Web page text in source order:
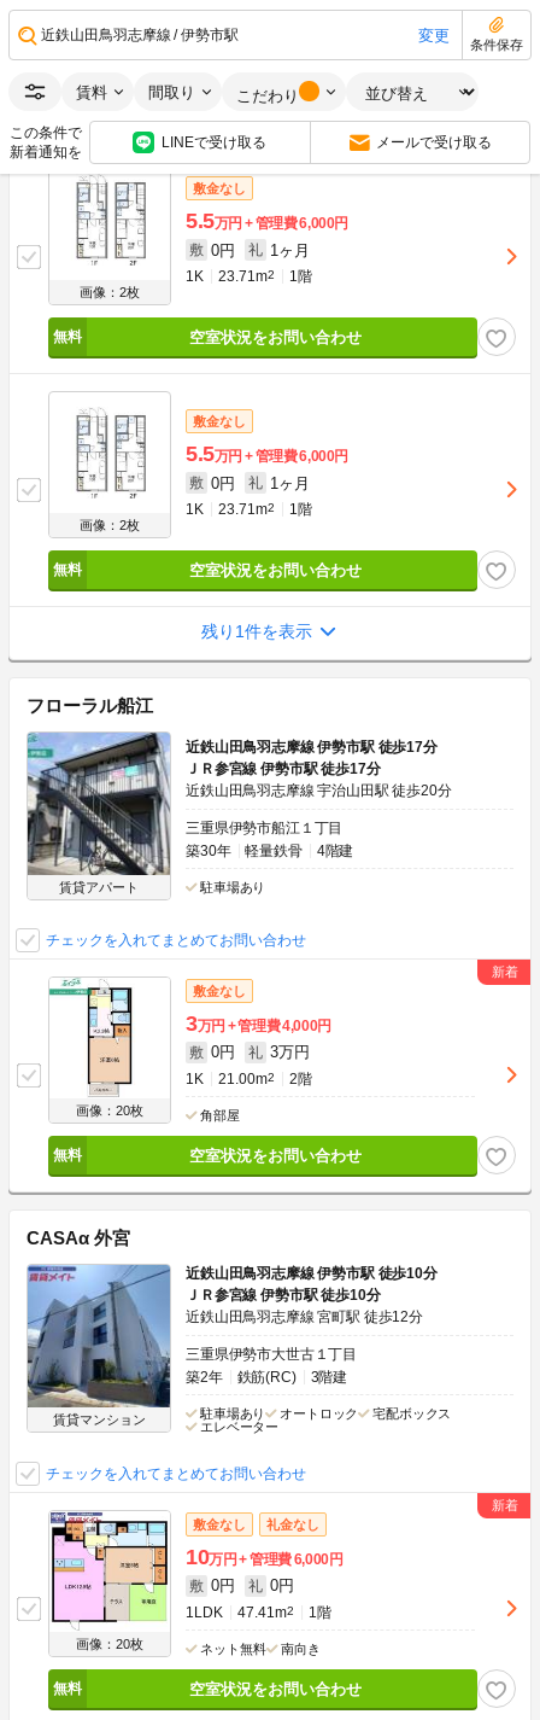
近鉄山田鳥羽志摩線 伊勢市駅 変更
条件保存
賃料 間取り こだわり
この条件で
新着通知を
LINEで受け取る メールで受け取る
画像：2枚
0円 1ヶ月
1K 26.08m
空室状況をお問い合わせ
画像：2枚
敷金なし
5.5万円 管理費6,000円
敷 0円 礼 1ヶ月
1K 23.71m2 1階
空室状況をお問い合わせ
画像：2枚
敷金なし
5.5万円 管理費6,000円
敷 0円 礼 1ヶ月
1K 23.71m2 1階
空室状況をお問い合わせ
残り1件を表示
フローラル船江
賃貸アパート
近鉄山田鳥羽志摩線 伊勢市駅 徒歩17分
ＪＲ参宮線 伊勢市駅 徒歩17分
近鉄山田鳥羽志摩線 宇治山田駅 徒歩20分
三重県伊勢市船江１丁目
築30年
軽量鉄骨 4階建
駐車場あり
チェックを入れてまとめてお問い合わせ
画像：20枚
敷金なし
3万円 管理費4,000円
敷 0円 礼 3万円
1K 21.00m2 2階
角部屋
空室状況をお問い合わせ
CASAα 外宮
賃貸マンション
近鉄山田鳥羽志摩線 伊勢市駅 徒歩10分
ＪＲ参宮線 伊勢市駅 徒歩10分
近鉄山田鳥羽志摩線 宮町駅 徒歩12分
三重県伊勢市大世古１丁目
築2年
鉄筋(RC) 3階建
駐車場あり オートロック
宅配ボックス
エレベーター
チェックを入れてまとめてお問い合わせ
画像：20枚
敷金なし 礼金なし
10万円 管理費6,000円
敷 0円 礼 0円
1LDK 47.41m2 1階
ネット無料 南向き
空室状況をお問い合わせ